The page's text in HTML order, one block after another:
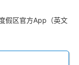
假区官方App（英文